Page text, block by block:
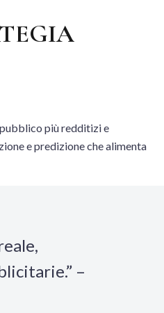
più redditizi e
e predizione che alimenta
–